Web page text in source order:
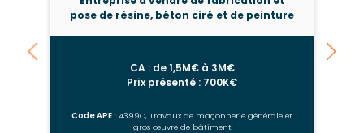
pose de résine, béton ciré et de peinture
CA : de 1,5M€ à 3M€
Prix présenté : 700K€
Code APE : 4399C, Travaux de maçonnerie générale et
gros œuvre de bâtiment